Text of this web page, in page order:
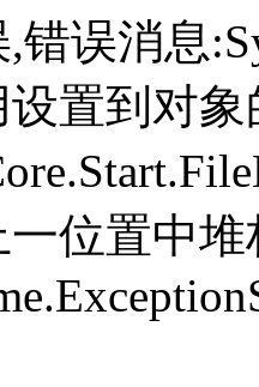
误消息
置到对
位置中